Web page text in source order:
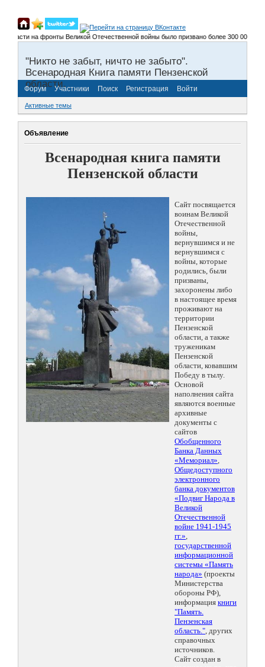
на фронты Великой Отечественной войны было призвано более 300 000
"Никто не забыт, ничто не забыто".
Всенародная Книга памяти Пензенской
области.
Форум Участники Поиск Регистрация Войти
Активные темы
Объявление
Всенародная книга памяти
Пензенской области
Сайт посвящается
воинам Великой
Отечественной
войны,
вернувшимся и не
вернувшимся с
войны, которые
родились, были
призваны,
захоронены либо
в настоящее время
проживают на
территории
Пензенской
области, а также
труженикам
Пензенской
области, ковавшим
Победу в тылу.
Основой
наполнения сайта
являются военные
архивные
документы с
сайтов
Обобщенного
Банка Данных
«Мемориал»,
Общедоступного
электронного
банка документов
«Подвиг Народа в
Великой
Отечественной
войне 1941-1945
гг.»,
государственной
информационной
системы «Память
народа» (проекты
Министерства
обороны РФ),
информация книги
"Память.
Пензенская
область.", других
справочных
источников.
Сайт создан в